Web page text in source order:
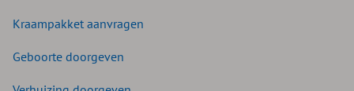
Kraampakket aanvragen
Geboorte doorgeven